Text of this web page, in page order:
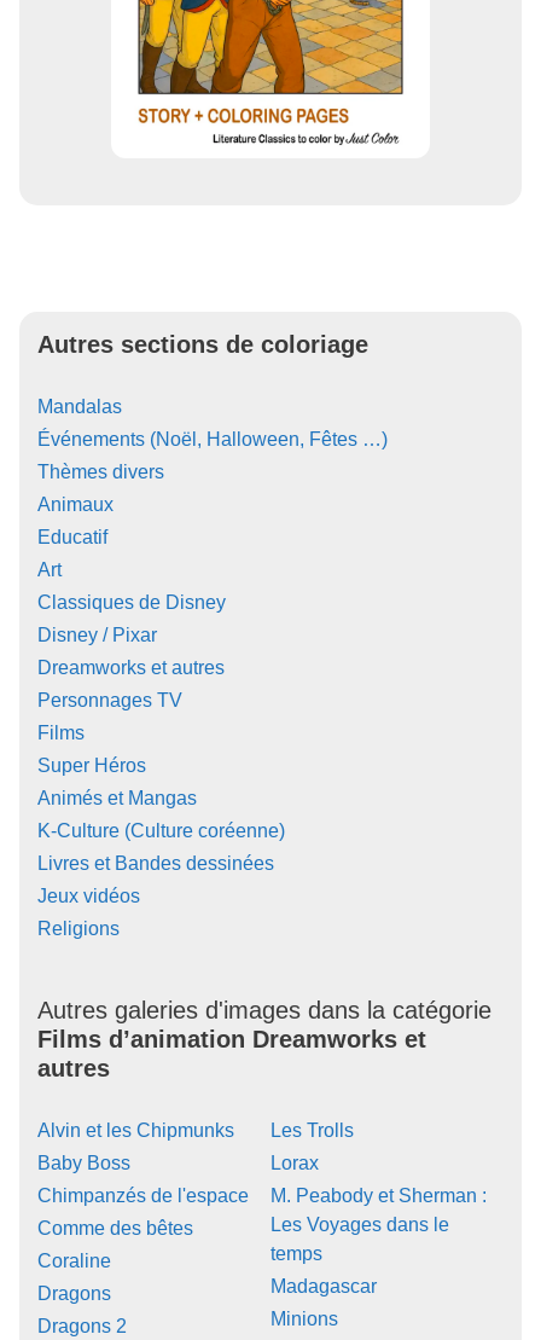
Autres sections de coloriage
Mandalas
Événements (Noël, Halloween, Fêtes …)
Thèmes divers
Animaux
Educatif
Art
Classiques de Disney
Disney / Pixar
Dreamworks et autres
Personnages TV
Films
Super Héros
Animés et Mangas
K-Culture (Culture coréenne)
Livres et Bandes dessinées
Jeux vidéos
Religions
Autres galeries d'images dans la catégorie
Films d’animation Dreamworks et
autres
Alvin et les Chipmunks
Baby Boss
Chimpanzés de l'espace
Comme des bêtes
Coraline
Dragons
Dragons 2
Les Trolls
Lorax
M. Peabody et Sherman :
Les Voyages dans le
temps
Madagascar
Minions